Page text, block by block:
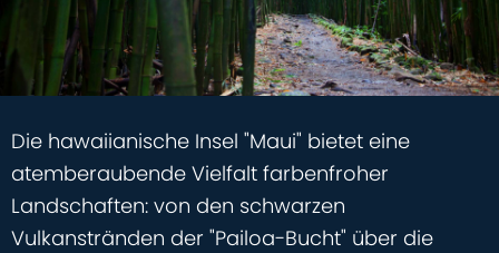
Die hawaiianische Insel "Maui" bietet eine
atemberaubende Vielfalt farbenfroher
Landschaften: von den schwarzen
Vulkanstränden der "Pailoa-Bucht" über die